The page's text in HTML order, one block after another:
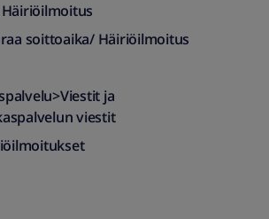
Häiriöilmoitus
soittoaika/ Häiriöilmoitus
ja
viestit